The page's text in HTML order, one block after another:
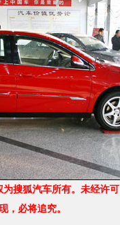
搜狐汽车所有。未经许
，必将追究。